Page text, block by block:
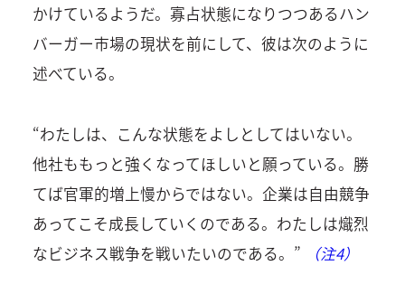
かけているようだ。寡占状態になりつつあるハン
バーガー市場の現状を前にして、彼は次のように
述べている。
“わたしは、こんな状態をよしとしてはいない。
他社ももっと強くなってほしいと願っている。勝
てば官軍的増上慢からではない。企業は自由競争
あってこそ成長していくのである。わたしは熾烈
なビジネス戦争を戦いたいのである。”
（注4）